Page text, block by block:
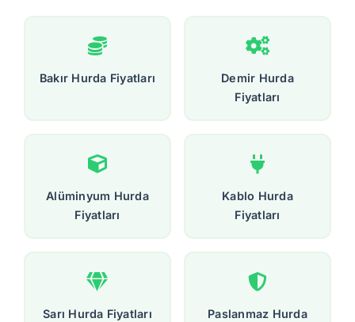
Bakır Hurda Fiyatları
Demir Hurda
Fiyatları
Alüminyum Hurda
Fiyatları
Kablo Hurda
Fiyatları
Sarı Hurda Fiyatları
Paslanmaz Hurda